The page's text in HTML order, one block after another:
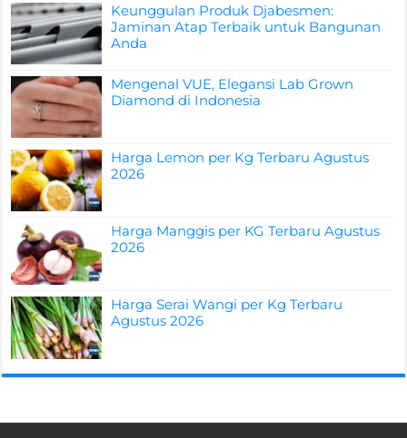
Keunggulan Produk Djabesmen:
Jaminan Atap Terbaik untuk Bangunan
Anda
Mengenal VUE, Elegansi Lab Grown
Diamond di Indonesia
Harga Lemon per Kg Terbaru Agustus
2026
Harga Manggis per KG Terbaru Agustus
2026
Harga Serai Wangi per Kg Terbaru
Agustus 2026